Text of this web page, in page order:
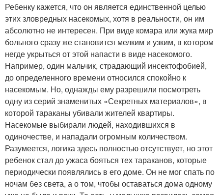
Ребенку кажется, что он является единственной целью
этих зловредных насекомых, хотя в реальности, он им
абсолютно не интересен. При виде комара или жука мир
больного сразу же становится мелким и узким, в котором
негде укрыться от этой напасти в виде насекомого.
Например, один мальчик, страдающий инсектофобией,
до определенного времени относился спокойно к
насекомым. Но, однажды ему разрешили посмотреть
одну из серий знаменитых «Секретных материалов», в
которой тараканы убивали жителей квартиры.
Насекомые выбирали людей, находившихся в
одиночестве, и нападали огромным количеством.
Разумеется, логика здесь полностью отсутствует, но этот
ребенок стал до ужаса бояться тех тараканов, которые
периодически появлялись в его доме. Он не мог спать по
ночам без света, а о том, чтобы оставаться дома одному